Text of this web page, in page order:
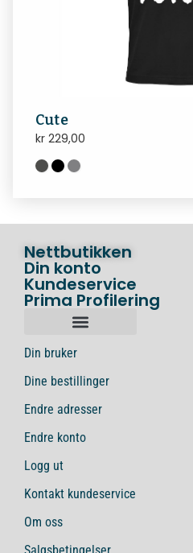
Cute
kr 229,00
Nettbutikken
Din konto
Kundeservice
Prima Profilering
Din bruker
Dine bestillinger
Endre adresser
Endre konto
Logg ut
Kontakt kundeservice
Om oss